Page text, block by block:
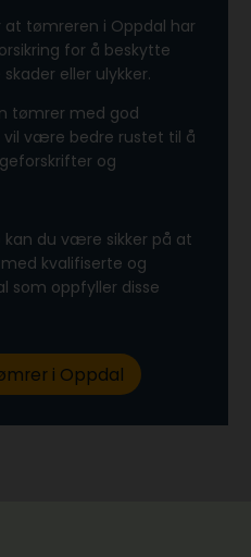
at tømreren i Oppdal har
for å beskytte
eller ulykker.
tømrer med god
vil være bedre rustet til å
og
kan du være sikker på at
kvalifiserte og
som oppfyller disse
i Oppdal